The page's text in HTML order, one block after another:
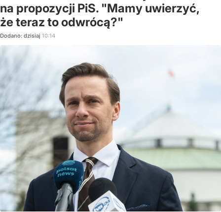
na propozycji PiS. "Mamy uwierzyć,
że teraz to odwrócą?"
Dodano: dzisiaj 10:14